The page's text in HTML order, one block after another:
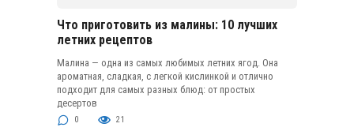
Что приготовить из малины: 10 лучших
летних рецептов
Малина — одна из самых любимых летних ягод. Она
ароматная, сладкая, с легкой кислинкой и отлично
подходит для самых разных блюд: от простых
десертов
0 21